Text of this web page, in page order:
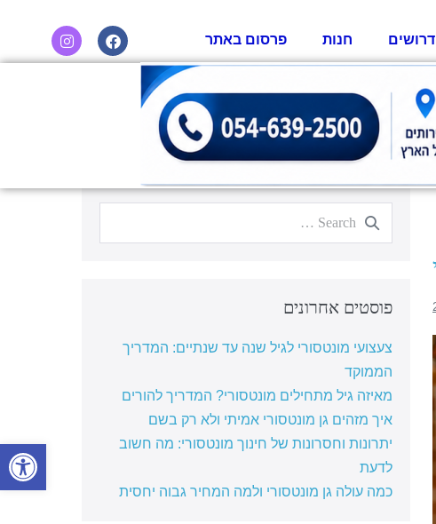
דרושים חנות פרסום באתר
פוסטים אחרונים
צעצועי מונטסורי לגיל שנה עד שנתיים: המדריך
הממוקד
מאיזה גיל מתחילים מונטסורי? המדריך להורים
איך מזהים גן מונטסורי אמיתי ולא רק בשם
יתרונות וחסרונות של חינוך מונטסורי: מה חשוב
לדעת
כמה עולה גן מונטסורי ולמה המחיר גבוה יחסית
פתח